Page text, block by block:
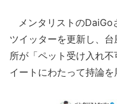
メンタリストのDaiGo
ツイッターを更新し、
所が「ペット受け入れ
イートにわたって持論を